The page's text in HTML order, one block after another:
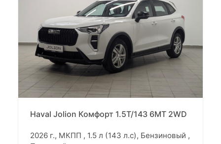
Haval Jolion Комфорт 1.5T/143 6MT 2WD
2026 г., МКПП , 1.5 л (143 л.с), Бензиновый ,